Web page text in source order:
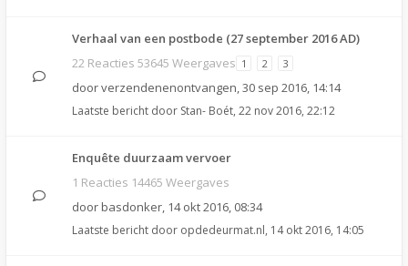
Verhaal van een postbode (27 september 2016 AD)
22 Reacties 53645 Weergaves 1 2 3
doorverzendenenontvangen,30 sep 2016, 14:14
Laatste bericht door Stan- Boét, 22 nov 2016, 22:12
Enquête duurzaam vervoer
1 Reacties 14465 Weergaves
door basdonker, 14 okt 2016, 08:34
Laatste bericht door opdedeurmat.nl, 14 okt 2016, 14:05